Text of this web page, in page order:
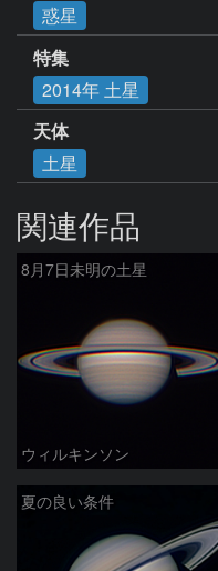
惑星
特集
2014年 土星
天体
土星
関連作品
8月7日未明の土星
ウィルキンソン
夏の良い条件